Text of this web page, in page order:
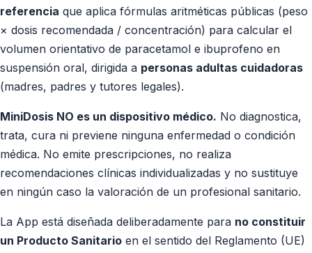
referencia que aplica fórmulas aritméticas públicas (peso
× dosis recomendada / concentración) para calcular el
volumen orientativo de paracetamol e ibuprofeno en
suspensión oral, dirigida a personas adultas cuidadoras
(madres, padres y tutores legales).
MiniDosis NO es un dispositivo médico. No diagnostica,
trata, cura ni previene ninguna enfermedad o condición
médica. No emite prescripciones, no realiza
recomendaciones clínicas individualizadas y no sustituye
en ningún caso la valoración de un profesional sanitario.
La App está diseñada deliberadamente para no constituir
un Producto Sanitario en el sentido del Reglamento (UE)